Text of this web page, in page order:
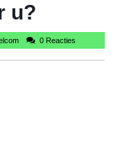
u?
mudintercargotravelcom
0 Reacties